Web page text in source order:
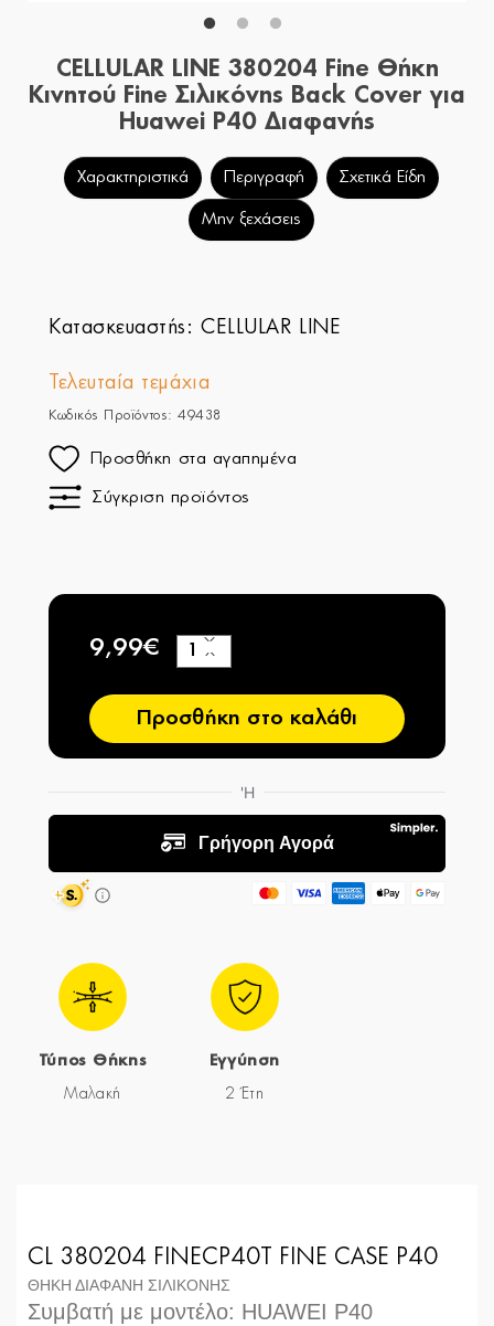
CELLULAR LINE 380204 Fine Θήκη
Κινητού Fine Σιλικόνης Back Cover για
Huawei P40 Διαφανής
Χαρακτηριστικά Περιγραφή Σχετικά Είδη
Μην ξεχάσεις
Κατασκευαστής:CELLULAR LINE
Τελευταία τεμάχια
Κωδικός Προϊόντος: 49438
Προσθήκη στα αγαπημένα
Σύγκριση προϊόντος
9,99€
−
+
Προσθήκη στο καλάθι
Τύπος Θήκης
Μαλακή
Εγγύηση
2 Έτη
CL 380204 FINECP40T FINE CASE P40
ΘΗΚΗ ΔΙΑΦΑΝΗ ΣΙΛΙΚΟΝΗΣ
Συμβατή με μοντέλο: HUAWEI P40